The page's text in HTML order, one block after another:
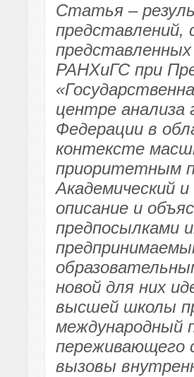
Статья –
представлений,
РАНХиГС при
центре анализа
Федерации в
контексте
приоритетным
Академический
описание и
предпосылками
новой для них
высшей школы
международный
переживающего
вызовы